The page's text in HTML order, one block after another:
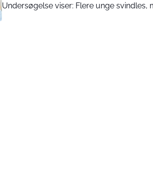
Undersøgelse viser: Flere unge svindles,